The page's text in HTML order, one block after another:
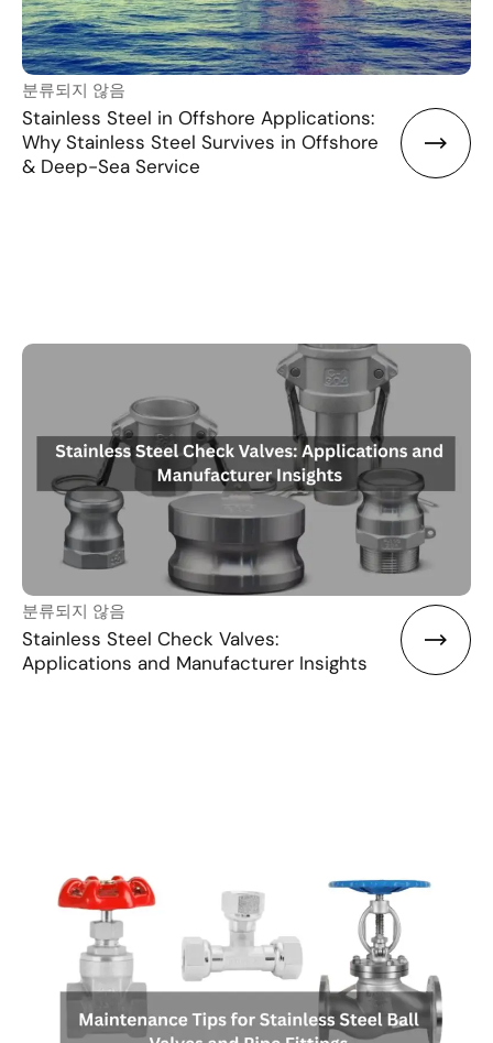
분류되지 않음
Stainless Steel in Offshore Applications:
Why Stainless Steel Survives in Offshore
& Deep-Sea Service
분류되지 않음
Stainless Steel Check Valves:
Applications and Manufacturer Insights